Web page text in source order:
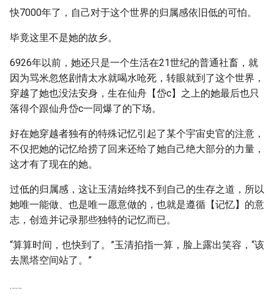
快7000年了，自己对于这个世界的归属感依旧低的可怕。
毕竟这里不是她的故乡。
6926年以前，她还只是一个生活在21世纪的普通社畜，就
因为骂米忽悠剧情太水就喝水呛死，转眼就到了这个世界，
穿越了她也没法安身，生在仙舟【岱c】之上的她最后也只
落得个跟仙舟岱c一同爆了的下场。
好在她穿越者独有的特殊记忆引起了某个宇宙史官的注意，
不仅把她的记忆给捞了回来还给了她自己绝大部分的力量，
这才有了现在的她。
过低的归属感，这让玉清始终找不到自己的生存之道，所以
她唯一能做、也是唯一愿意做的，也就是遵循【记忆】的意
志，创造并记录那些独特的记忆而已。
“算算时间，也快到了。”玉清掐指一算，脸上露出笑容，“该
去黑塔空间站了。”
……